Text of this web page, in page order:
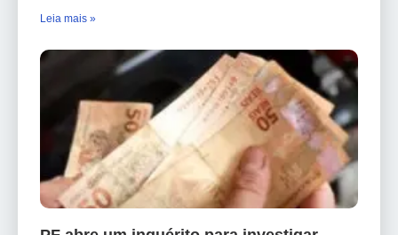
Leia mais »